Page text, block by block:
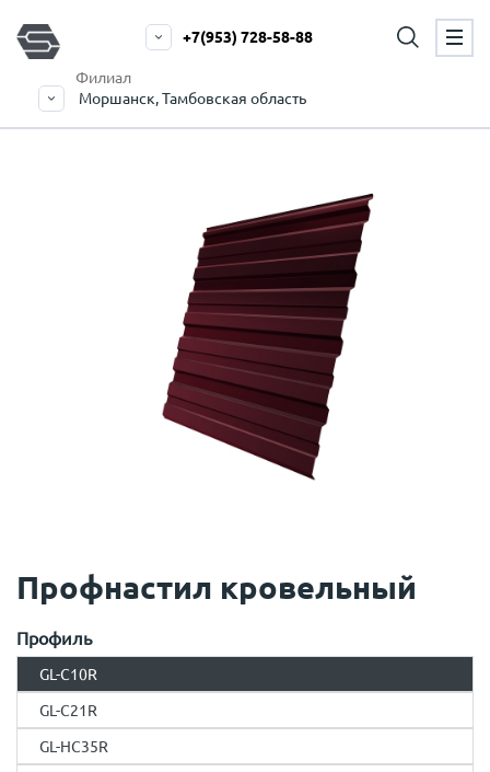
Филиал
Моршанск, Тамбовская область
+7(953) 728-58-88
Профнастил кровельный
Профиль
GL-С10R
GL-С21R
GL-HC35R